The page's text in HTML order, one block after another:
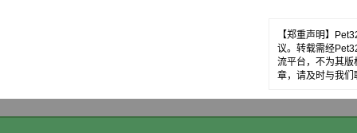
【郑重声明】
议。转载需经
流平台，不为其
章，请及时与我